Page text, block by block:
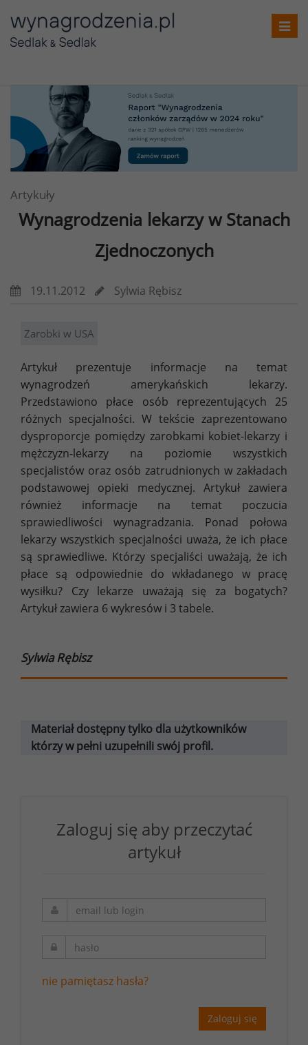
Artykuły
Wynagrodzenia lekarzy w Stanach
Zjednoczonych
19.11.2012 Sylwia Rębisz
Zarobki w USA
Artykuł prezentuje informacje na temat
wynagrodzeń amerykańskich lekarzy.
Przedstawiono płace osób reprezentujących 25
różnych specjalności. W tekście zaprezentowano
dysproporcje pomiędzy zarobkami kobiet-lekarzy i
mężczyzn-lekarzy na poziomie wszystkich
specjalistów oraz osób zatrudnionych w zakładach
podstawowej opieki medycznej. Artykuł zawiera
również informacje na temat poczucia
sprawiedliwości wynagradzania. Ponad połowa
lekarzy wszystkich specjalności uważa, że ich płace
są sprawiedliwe. Którzy specjaliści uważają, że ich
płace są odpowiednie do wkładanego w pracę
wysiłku? Czy lekarze uważają się za bogatych?
Artykuł zawiera 6 wykresów i 3 tabele.
Sylwia Rębisz
Materiał dostępny tylko dla użytkowników
którzy w pełni uzupełnili swój profil.
Zaloguj się aby przeczytać
artykuł
nie pamiętasz hasła?
Zaloguj się